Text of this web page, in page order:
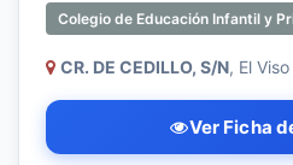
Colegio de Educación Infantil y
CR. DE CEDILLO, S/N, El
Ver Ficha